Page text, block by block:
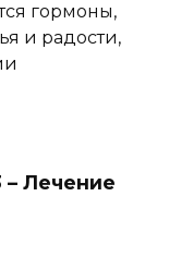
гормоны,
и радости,
– Лечение